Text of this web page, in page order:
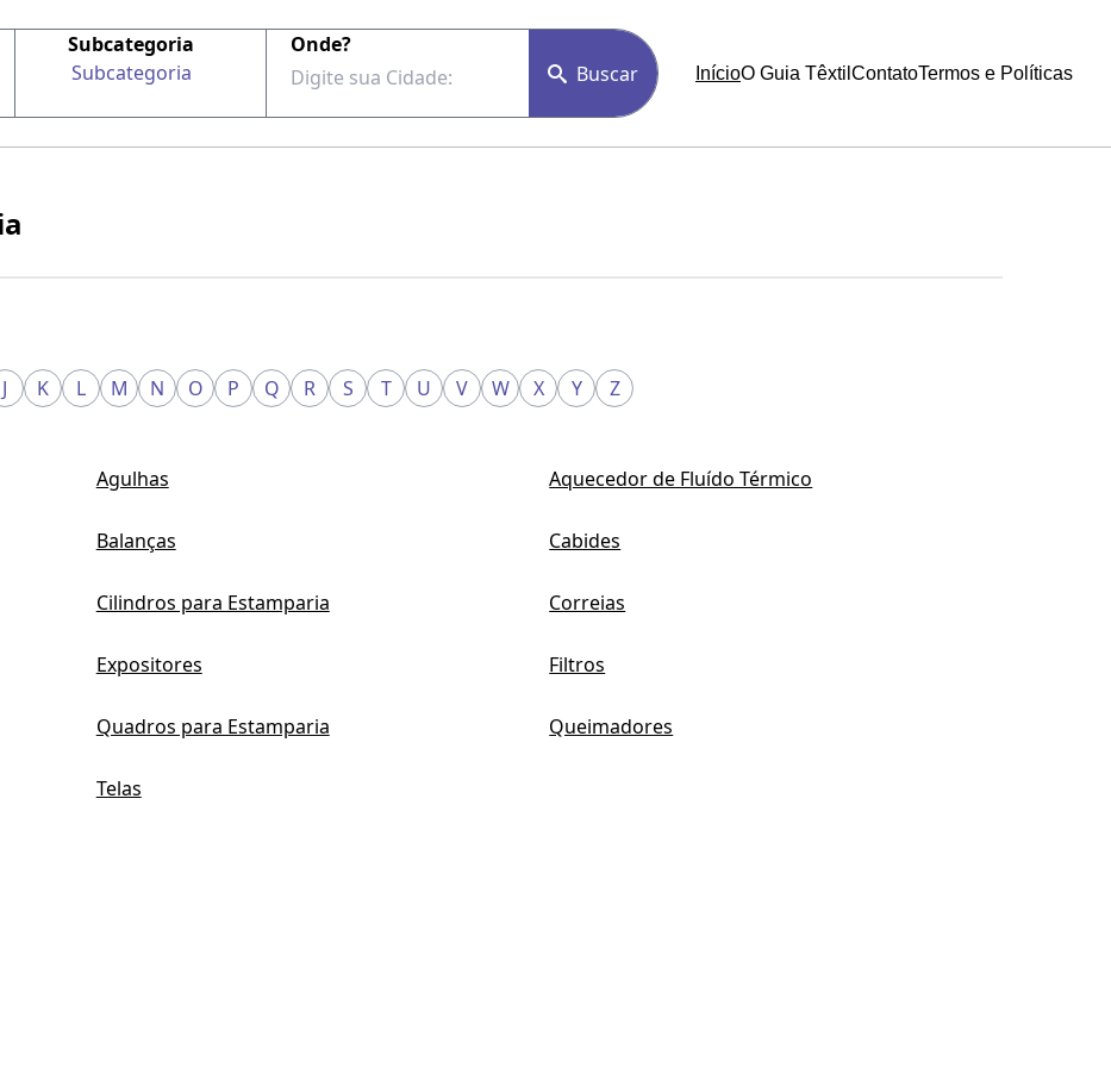
Subcategoria
Subcategoria
Onde?
Buscar
InícioO Guia Têxtil ContatoTermos e Políticas
J K L M N O P Q R S T U V W X Y Z
Agulhas Aquecedor de Fluído Térmico
Balanças Cabides
Cilindros para Estamparia Correias
Expositores Filtros
Quadros para Estamparia Queimadores
Telas